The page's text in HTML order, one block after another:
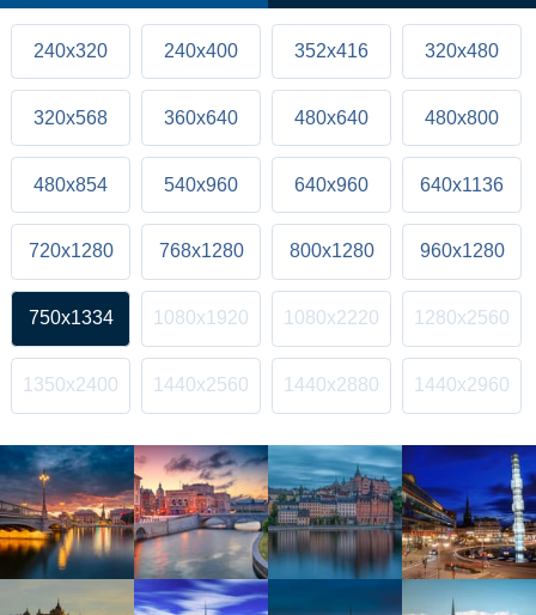
240x320 240x400 352x416 320x480
320x568 360x640 480x640 480x800
480x854 540x960 640x960 640x1136
720x1280 768x1280 800x1280 960x1280
750x1334 1080x1920 1080x2220 1280x2560
1350x2400 1440x2560 1440x2880 1440x2960